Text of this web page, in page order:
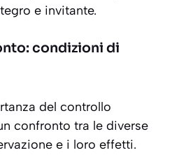
e invitante.
condizioni di
del controllo
confronto tra le diverse
e i loro effetti.